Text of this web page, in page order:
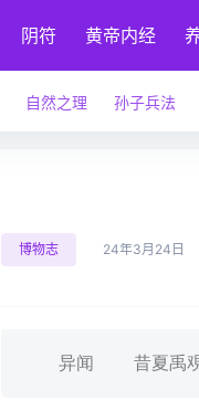
阴符 黄帝内经
自然之理 孙子兵法
博物志 24年3月24日
异闻 昔夏禹覌河